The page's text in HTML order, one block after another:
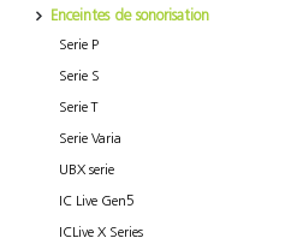
Enceintes de sonorisation
Serie P
Serie S
Serie T
Serie Varia
UBX serie
IC Live Gen5
ICLive X Series